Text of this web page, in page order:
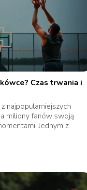
Czas trwania i
najpopularniejszych
miliony fanów swoją
Jednym z